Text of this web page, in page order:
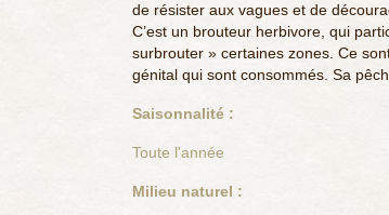
de résister aux vagues et de
C’est un brouteur herbivore, qui
surbrouter » certaines zones. Ce
génital qui sont consommés. Sa
Saisonnalité :
Toute l'année
Milieu naturel :